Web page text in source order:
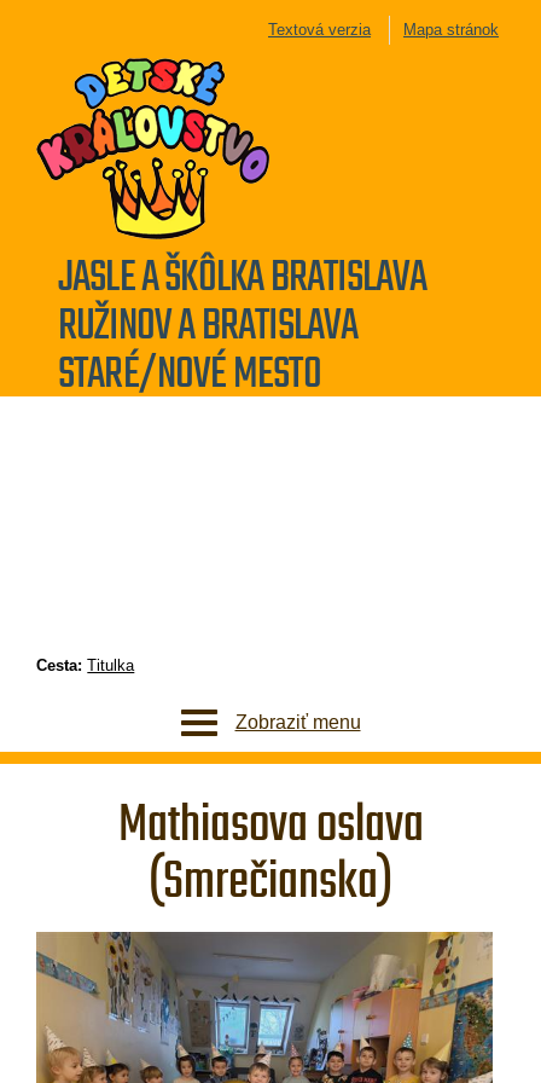
Textová verzia Mapa stránok
JASLE A ŠKÔLKA BRATISLAVA
RUŽINOV A BRATISLAVA
STARÉ/NOVÉ MESTO
Cesta:Titulka
Zobraziť menu
Mathiasova oslava
(Smrečianska)